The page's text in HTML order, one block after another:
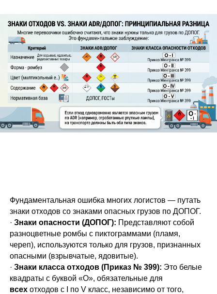
Фундаментальная ошибка многих логистов — путать
знаки отходов со знаками опасных грузов по ДОПОГ.
· Знаки опасности (ДОПОГ): Представляют собой
разноцветные ромбы с пиктограммами (пламя,
череп), используются только для грузов, признанных
опасными (взрывчатые, ядовитые).
· Знаки класса отходов (Приказ № 399): Это белые
квадраты с буквой «О», обязательные для
всех отходов с I по V класс, независимо от того,